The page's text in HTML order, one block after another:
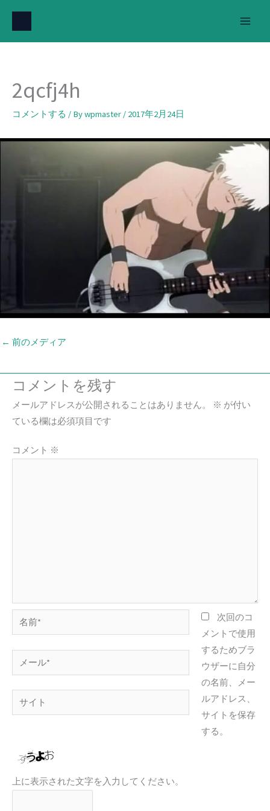
を
2qcfj4h
コメントする / Bywpmaster / 2017年2月24日
← 前のメディア
コメントを残す
メールアドレスが公開されることはありません。 ※ が付い
ている欄は必須項目です
コメント ※
前
*
ー
ル
イ
次回のコ
メントで使用
するためブラ
ウザーに自分
の名前、メー
ルアドレス、
サイトを保存
する。
上に表示された文字を入力してください。